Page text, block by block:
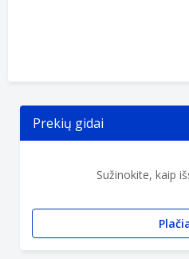
Prekių gidai
Sužinokite, kaip